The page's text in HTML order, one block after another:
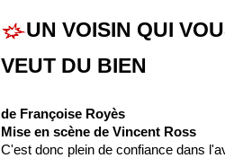
UN VOISIN QUI
VEUT DU BIEN
de Françoise Royès
Mise en scène de Vincent Ross
C'est donc plein de confiance dans